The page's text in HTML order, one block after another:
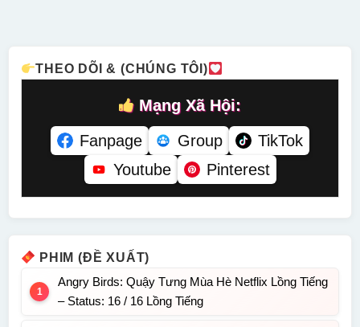
THEO DÕI & (CHÚNG TÔI)
Mạng Xã Hội:
Fanpage
Group
TikTok
Youtube
Pinterest
PHIM (ĐỀ XUẤT)
Angry Birds: Quậy Tưng Mùa Hè Netflix Lồng Tiếng
– Status: 16 / 16 Lồng Tiếng